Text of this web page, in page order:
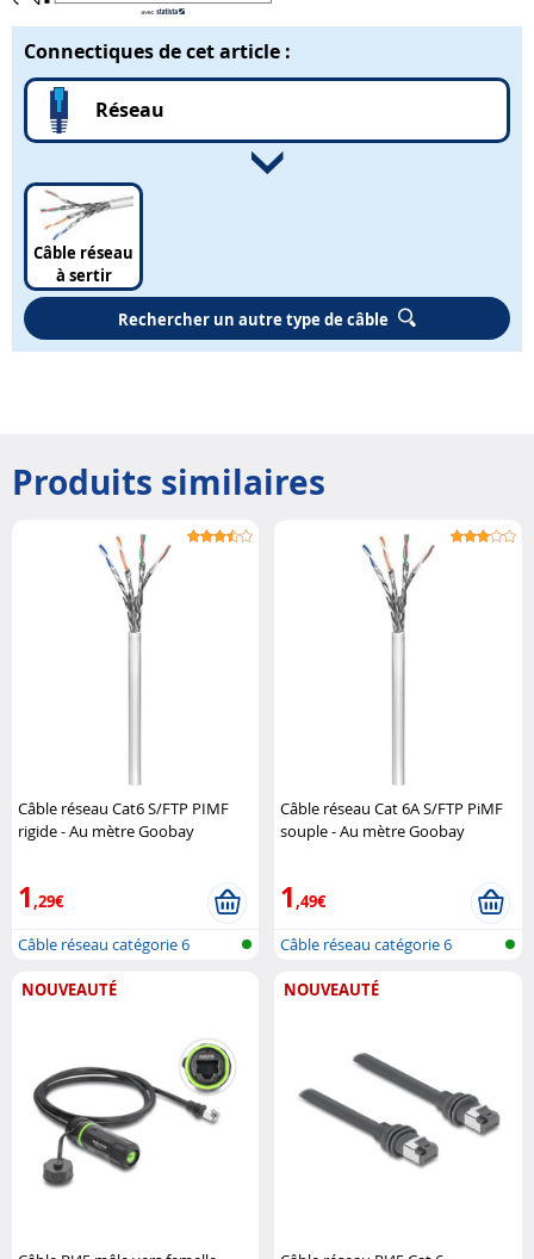
Connectiques de cet article :
Réseau
Câble réseau
à sertir
Rechercher un autre type de câble
Produits similaires
Câble réseau Cat6 S/FTP PIMF
rigide - Au mètre Goobay
1,29€
Câble réseau catégorie 6
Câble réseau Cat 6A S/FTP PiMF
souple - Au mètre Goobay
1,49€
Câble réseau catégorie 6
NOUVEAUTÉ NOUVEAUTÉ